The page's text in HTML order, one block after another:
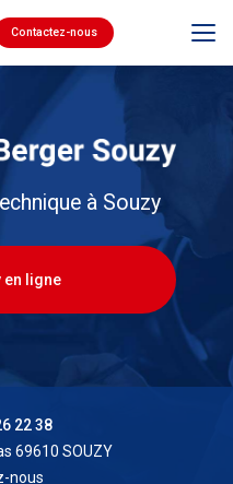
Contactez-nous
à Souzy
en ligne
22 38
69610 SOUZY
nous